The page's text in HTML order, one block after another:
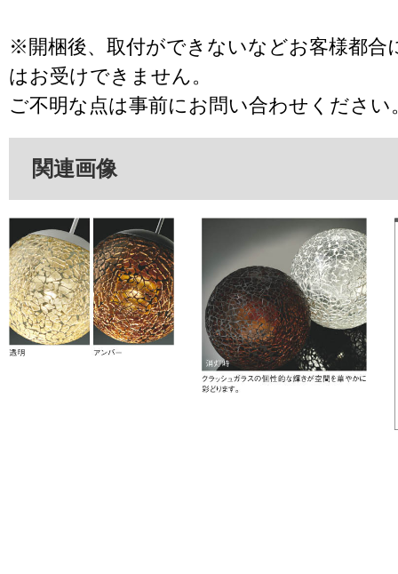
※開梱後、取付ができないなどお客様都合
はお受けできません。
ご不明な点は事前にお問い合わせください
関連画像